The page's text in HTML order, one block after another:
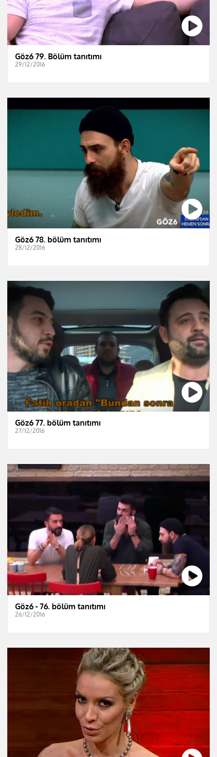
Göz6 79. Bölüm tanıtımı
29/12/2016
Göz6 78. bölüm tanıtımı
28/12/2016
Göz6 77. bölüm tanıtımı
27/12/2016
Göz6 - 76. bölüm tanıtımı
26/12/2016